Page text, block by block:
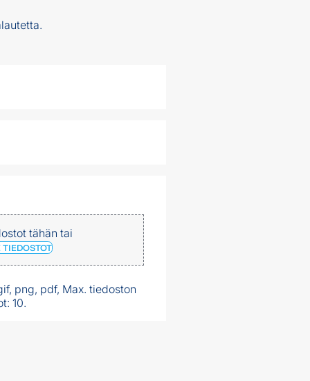
tähän tai
TIEDOSTOT
png, pdf, Max. tiedoston
10.